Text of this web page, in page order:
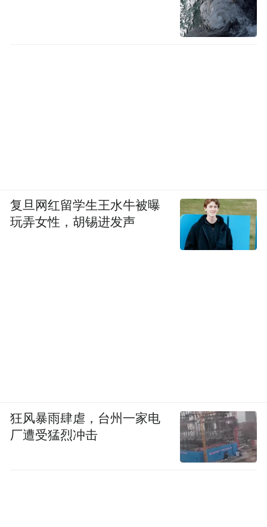
复旦网红留学生王水牛被曝
玩弄女性，胡锡进发声
狂风暴雨肆虐，台州一家电
厂遭受猛烈冲击